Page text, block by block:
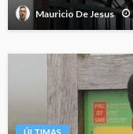
Mauricio De Jesus